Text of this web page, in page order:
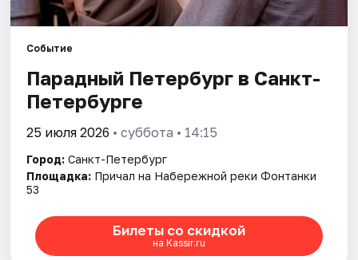
События
Города
Площадки
Рейтинги
Событие
Парадный Петербург в Санкт-
Петербурге
25 июля 2026 • суббота • 14:15
Город: Санкт-Петербург
Площадка: Причал на Набережной реки Фонтанки
53
Билеты со скидкой
на Kassir.ru